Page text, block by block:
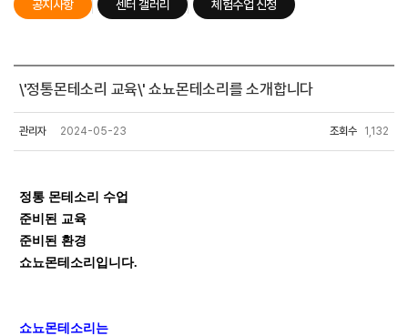
공지사항 센터 갤러리 체험수업 신청
안내
\'정통몬테소리 교육\' 쇼뇨몬테소리를 소개합니다
관리자 2024-05-23 조회수 1,132
정통 몬테소리 수업
준비된 교육
준비된 환경
쇼뇨몬테소리입니다.
쇼뇨몬테소리는